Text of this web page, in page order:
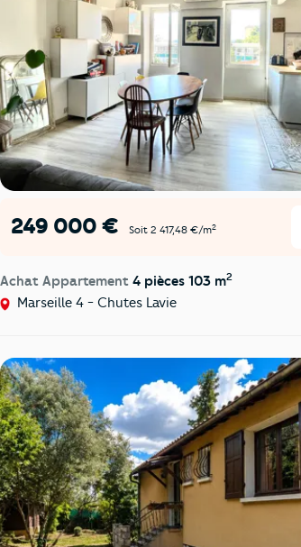
249 000 € Soit 2 417,48 €/m2
Achat Appartement 4 pièces 103 m2
Marseille 4 - Chutes Lavie